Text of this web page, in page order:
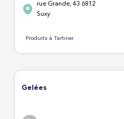
rue Grande, 43 6812
Suxy
Produits à Tartiner
Gelées